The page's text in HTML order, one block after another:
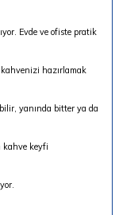
Evde ve ofiste pratik
hazırlamak
yanında bitter ya da
kahve keyfi